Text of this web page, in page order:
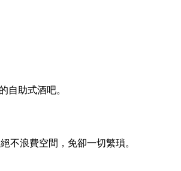
助式酒吧。
浪費空間，免卻一切繁瑣。